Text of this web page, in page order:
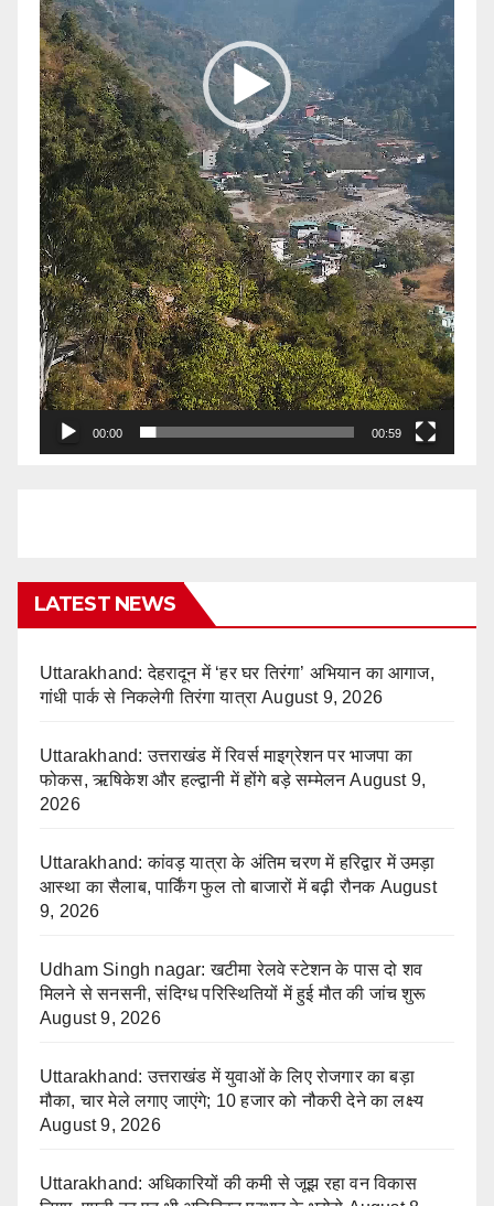
00:00 00:59
LATEST NEWS
Uttarakhand: देहरादून में ‘हर घर तिरंगा’ अभियान का आगाज,
गांधी पार्क से निकलेगी तिरंगा यात्रा August 9, 2026
Uttarakhand: उत्तराखंड में रिवर्स माइग्रेशन पर भाजपा का
फोकस, ऋषिकेश और हल्द्वानी में होंगे बड़े सम्मेलन August 9,
2026
Uttarakhand: कांवड़ यात्रा के अंतिम चरण में हरिद्वार में उमड़ा
आस्था का सैलाब, पार्किंग फुल तो बाजारों में बढ़ी रौनक August
9, 2026
Udham Singh nagar: खटीमा रेलवे स्टेशन के पास दो शव
मिलने से सनसनी, संदिग्ध परिस्थितियों में हुई मौत की जांच शुरू
August 9, 2026
Uttarakhand: उत्तराखंड में युवाओं के लिए रोजगार का बड़ा
मौका, चार मेले लगाए जाएंगे; 10 हजार को नौकरी देने का लक्ष्य
August 9, 2026
Uttarakhand: अधिकारियों की कमी से जूझ रहा वन विकास